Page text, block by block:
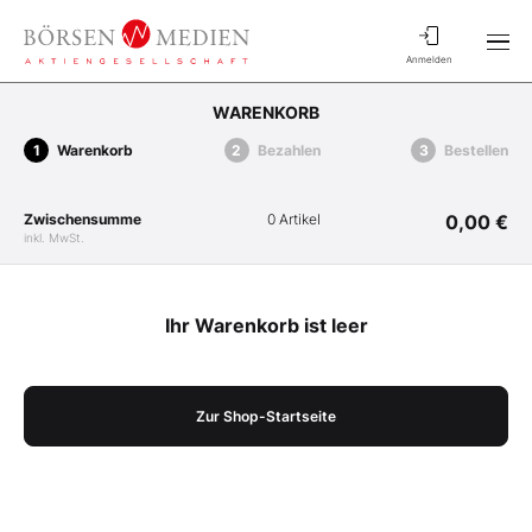
Anmelden
WARENKORB
Warenkorb Bezahlen Bestellen
Zwischensumme
inkl. MwSt.
0 Artikel 0,00 €
Ihr Warenkorb ist leer
Zur Shop-Startseite